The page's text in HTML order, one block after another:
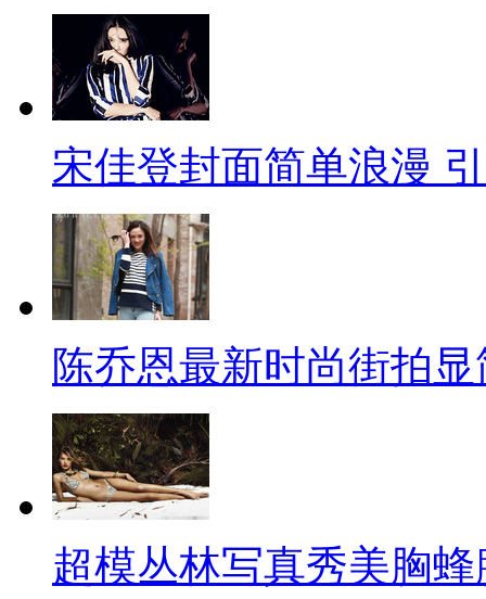
宋佳登封面简单浪漫
陈乔恩最新时尚街拍
超模丛林写真秀美胸蜂